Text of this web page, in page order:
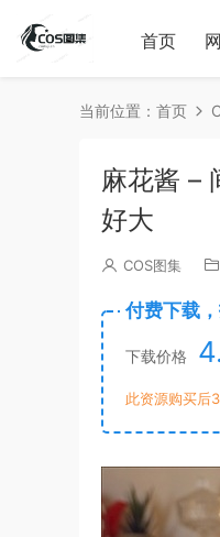
首页
当前位置： 首页
麻花酱 –
好大
COS图集
付费下载
下载价格
此资源购买后